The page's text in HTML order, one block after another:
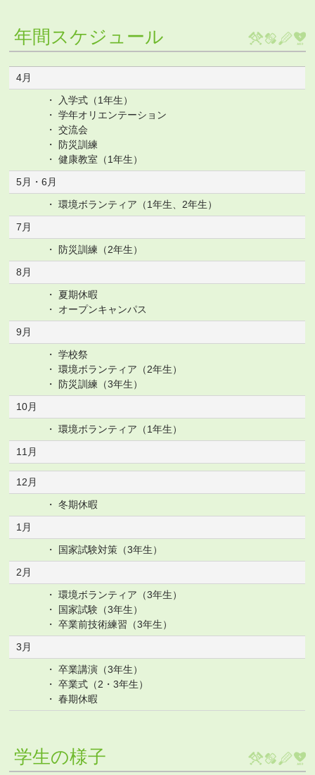
年間スケジュール
4月
入学式（1年生）
学年オリエンテーション
交流会
防災訓練
健康教室（1年生）
5月・6月
環境ボランティア（1年生、2年生）
7月
防災訓練（2年生）
8月
夏期休暇
オープンキャンパス
9月
学校祭
環境ボランティア（2年生）
防災訓練（3年生）
10月
環境ボランティア（1年生）
11月
12月
冬期休暇
1月
国家試験対策（3年生）
2月
環境ボランティア（3年生）
国家試験（3年生）
卒業前技術練習（3年生）
3月
卒業講演（3年生）
卒業式（2・3年生）
春期休暇
学生の様子